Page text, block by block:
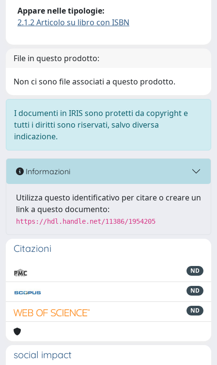
Appare nelle tipologie:
2.1.2 Articolo su libro con ISBN
File in questo prodotto:
Non ci sono file associati a questo prodotto.
I documenti in IRIS sono protetti da copyright e
tutti i diritti sono riservati, salvo diversa
indicazione.
Informazioni
Utilizza questo identificativo per citare o creare un
link a questo documento:
https://hdl.handle.net/11386/1954205
Citazioni
ND
ND
ND
social impact